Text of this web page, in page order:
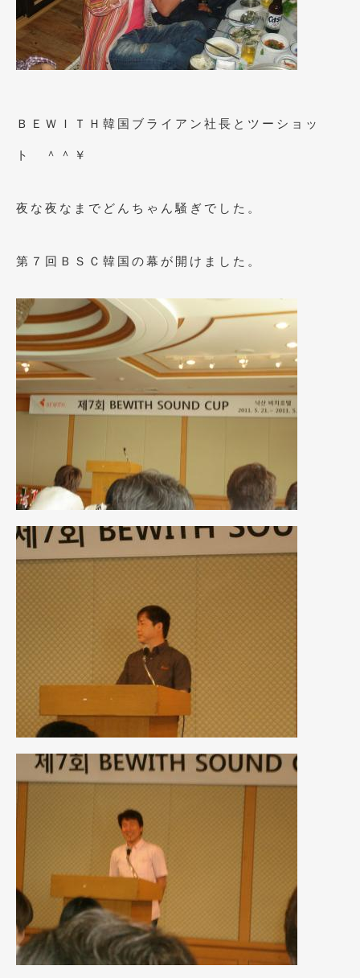
2019年4月(6)
2019年3月(1)
2019年1月(5)
2018年12月
2018年10月(4)
2018年7月 (2)
2018年6月(7)
2018年4月 (2)
2018年3月(4)
2018年2月
2018年1月(3)
2017年12月(5)
2017年11月(4)
2017年10月(5)
2017年9月 (5)
2017年8月 (6)
2017年7月 (2)
2017年6月(4)
2017年5月(5)
2017年3月(2)
(5)
2017年1月(12)
2016年12月(13)
2016年11月(10)
2016年10月(3)
2016年9月(5)
ＢＥＷＩＴＨ韓国ブライアン社長とツーショッ
ト ＾＾￥
夜な夜なまでどんちゃん騒ぎでした。
第７回ＢＳＣ韓国の幕が開けました。